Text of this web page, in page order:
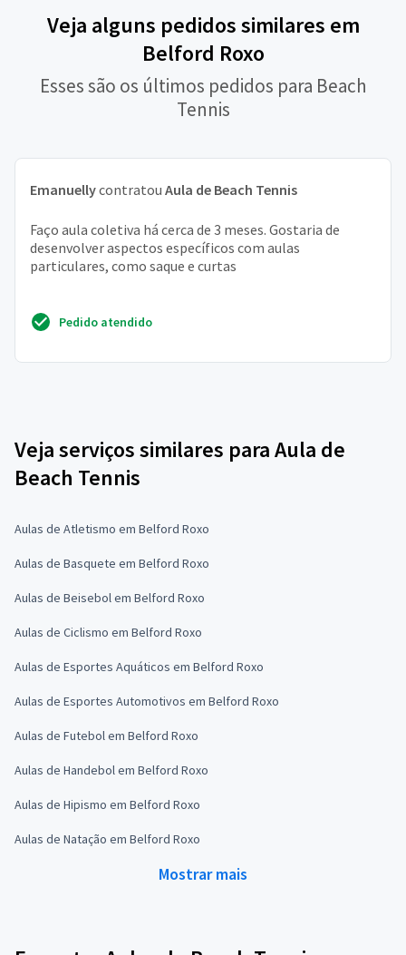
Veja alguns pedidos similares em
Belford Roxo
Esses são os últimos pedidos para Beach
Tennis
Emanuellycontratou Aula de Beach Tennis
Faço aula coletiva há cerca de 3 meses. Gostaria de
desenvolver aspectos específicos com aulas
particulares, como saque e curtas
Pedido atendido
Veja serviços similares para Aula de
Beach Tennis
Aulas de Atletismo em Belford Roxo
Aulas de Basquete em Belford Roxo
Aulas de Beisebol em Belford Roxo
Aulas de Ciclismo em Belford Roxo
Aulas de Esportes Aquáticos em Belford Roxo
Aulas de Esportes Automotivos em Belford Roxo
Aulas de Futebol em Belford Roxo
Aulas de Handebol em Belford Roxo
Aulas de Hipismo em Belford Roxo
Aulas de Natação em Belford Roxo
Mostrar mais